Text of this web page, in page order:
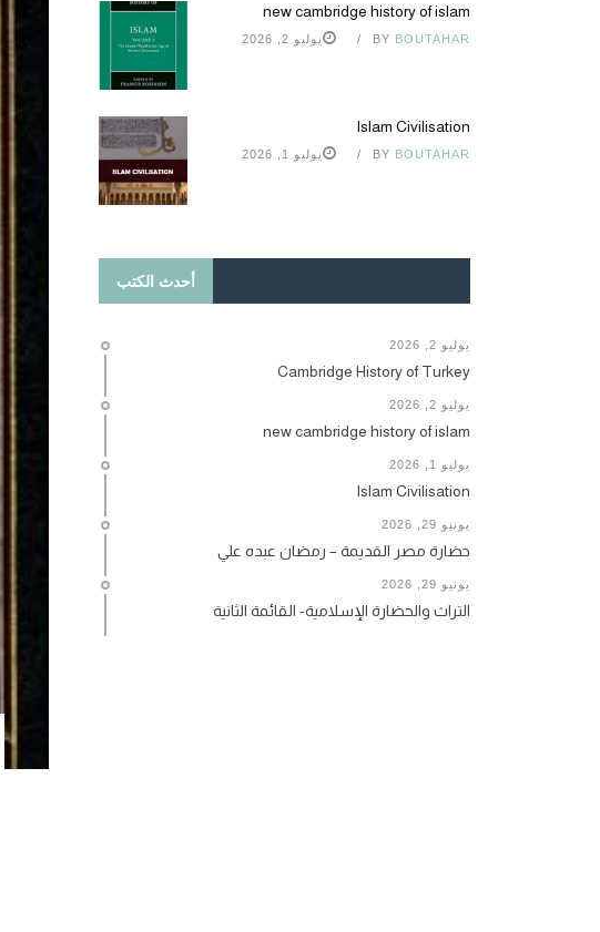
new cambridge history of islam
BY BOUTAHAR يوليو 2, 2026
Islam Civilisation
BY BOUTAHAR يوليو 1, 2026
أحدث الكتب
يوليو 2, 2026
Cambridge History of Turkey
يوليو 2, 2026
new cambridge history of islam
يوليو 1, 2026
Islam Civilisation
يونيو 29, 2026
حضارة مصر القديمة – رمضان عبده علي
يونيو 29, 2026
التراث والحضارة الإسلامية- القائمة الثانية